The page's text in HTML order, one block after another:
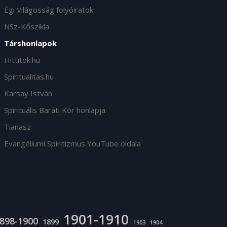
Égi Világosság folyóiratok
NSz-Kőszikla
Társhonlapok
Hittitok.hu
Spiritualitas.hu
Karsay István
Spirituális Baráti Kör honlapja
Tianasz
Evangéliumi Spiritizmus YouTube oldala
1900 1899 1901-1910 1903 1904